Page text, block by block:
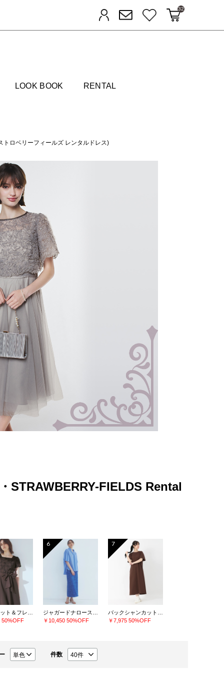
ログイン メルマガ登録お気に入りカートに入れる
32
LOOK BOOK RENTAL
ロベリーフィールズ レンタルドレス)
STRAWBERRY-FIELDS Rental
50%OFF
6
￥10,450 50%OFF
7
￥7,975 50%OFF
件数